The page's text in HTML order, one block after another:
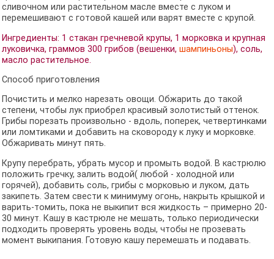
сливочном или растительном масле вместе с луком и
перемешивают с готовой кашей или варят вместе с крупой.
Ингредиенты: 1 стакан гречневой крупы, 1 морковка и крупная
луковичка, граммов 300 грибов (вешенки, шампиньоны), соль,
масло растительное.
Способ приготовления
Почистить и мелко нарезать овощи. Обжарить до такой
степени, чтобы лук приобрел красивый золотистый оттенок.
Грибы порезать произвольно - вдоль, поперек, четвертинками
или ломтиками и добавить на сковороду к луку и морковке.
Обжаривать минут пять.
Крупу перебрать, убрать мусор и промыть водой. В кастрюлю
положить гречку, залить водой( любой - холодной или
горячей), добавить соль, грибы с морковью и луком, дать
закипеть. Затем свести к минимуму огонь, накрыть крышкой и
варить-томить, пока не выкипит вся жидкость – примерно 20-
30 минут. Кашу в кастрюле не мешать, только периодически
подходить проверять уровень воды, чтобы не прозевать
момент выкипания. Готовую кашу перемешать и подавать.